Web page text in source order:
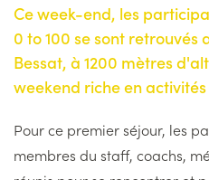
Ce week-end, les
0 to 100 se sont retrouvés
Bessat, à 1200 mètres
weekend riche en
Pour ce premier séjour, les
membres du staff, coachs,